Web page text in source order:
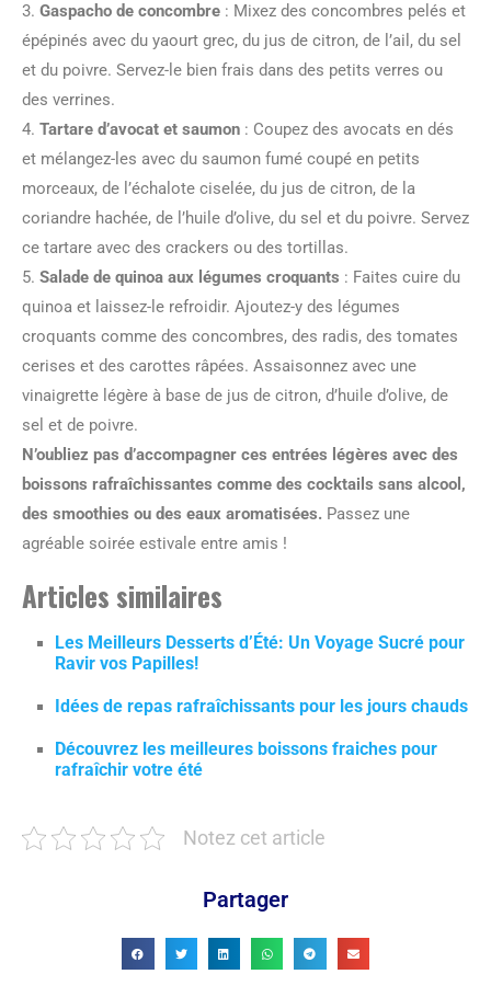
3. Gaspacho de concombre : Mixez des concombres pelés et
épépinés avec du yaourt grec, du jus de citron, de l’ail, du sel
et du poivre. Servez-le bien frais dans des petits verres ou
des verrines.
4. Tartare d’avocat et saumon : Coupez des avocats en dés
et mélangez-les avec du saumon fumé coupé en petits
morceaux, de l’échalote ciselée, du jus de citron, de la
coriandre hachée, de l’huile d’olive, du sel et du poivre. Servez
ce tartare avec des crackers ou des tortillas.
5. Salade de quinoa aux légumes croquants : Faites cuire du
quinoa et laissez-le refroidir. Ajoutez-y des légumes
croquants comme des concombres, des radis, des tomates
cerises et des carottes râpées. Assaisonnez avec une
vinaigrette légère à base de jus de citron, d’huile d’olive, de
sel et de poivre.
N’oubliez pas d’accompagner ces entrées légères avec des
boissons rafraîchissantes comme des cocktails sans alcool,
des smoothies ou des eaux aromatisées. Passez une
agréable soirée estivale entre amis !
Articles similaires
Les Meilleurs Desserts d’Été: Un Voyage Sucré pour
Ravir vos Papilles!
Idées de repas rafraîchissants pour les jours chauds
Découvrez les meilleures boissons fraiches pour
rafraîchir votre été
Notez cet article
Partager